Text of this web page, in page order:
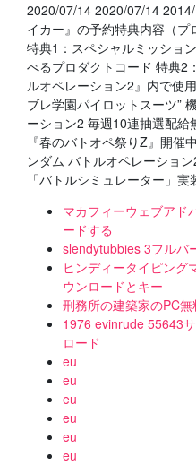
2020/07/14 2020/07/14
イカー』の予約特典内容（プ
特典1：スペシャルミッショ
べるプロダクトコード 特典2
ルオペレーション2』内で使
ブレ学園パイロットスーツ”
ーション2 毎週10連抽選配
『春のバトオペ祭りZ』開
ンダム バトルオペレーショ
「バトルシミュレーター」
マカフィーウェブアド
ードする
slendytubbies 3フルバ
ヒンディータイピング
ウンロードとキー
刑務所の建築家のPC
1976 evinrude 55643
ロード
eu
eu
eu
eu
eu
eu